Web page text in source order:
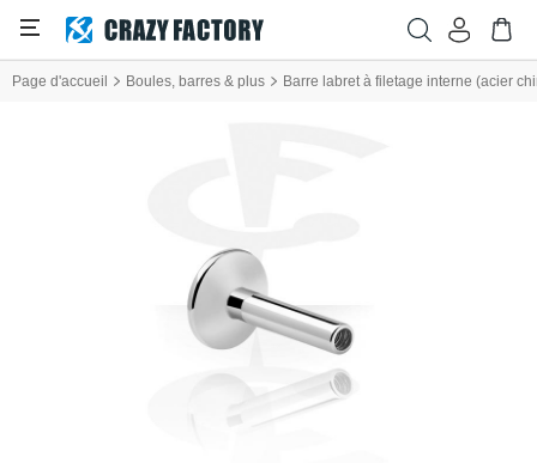
Page d'accueil Boules, barres & plus Barre labret à filetage interne (acier